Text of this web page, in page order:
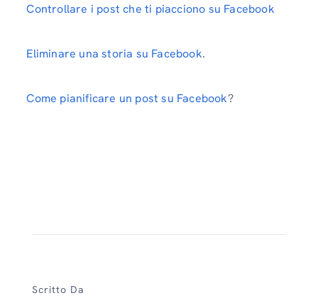
Controllare i post che ti piacciono su Facebook
Eliminare una storia su Facebook.
Come pianificare un post su Facebook?
Scritto Da